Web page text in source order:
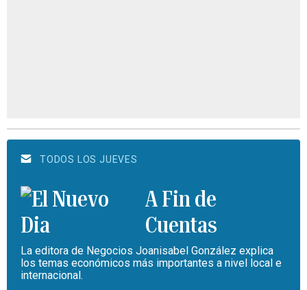
TODOS LOS JUEVES
A Fin de
Cuentas
La editora de Negocios Joanisabel González explica
los temas económicos más importantes a nivel local e
internacional.